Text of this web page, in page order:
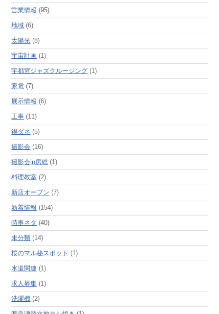
営業情報 (95)
地域 (6)
太陽光 (8)
宇宙計画 (1)
宇都宮ジャズクルージング (1)
家電 (7)
展示情報 (6)
工事 (11)
得ダネ (5)
撮影会 (16)
撮影会in房総 (1)
料理教室 (2)
新店オープン (7)
新着情報 (154)
時事ネタ (40)
未分類 (14)
桜のマル秘スポット (1)
水道関連 (1)
求人募集 (1)
洗濯機 (2)